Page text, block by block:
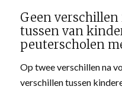
Geen
tussen van
peuterscholen
Op twee verschillen na
verschillen tussen